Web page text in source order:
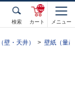
検索 カート
unde
fined
メニュー
壁・天井） 壁紙（量